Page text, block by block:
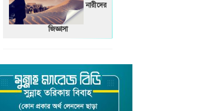
নারীদের
জিজ্ঞাসা